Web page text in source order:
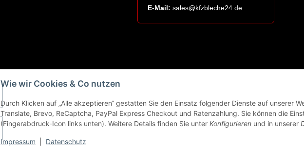
Wie wir Cookies & Co nutzen
Durch Klicken auf „Alle akzeptieren“ gestatten Sie den Einsatz folgender Dienste auf unserer
Translate, Brevo, ReCaptcha, PayPal Express Checkout und Ratenzahlung. Sie können die
(Fingerabdruck-Icon links unten). Weitere Details finden Sie unter Konfigurieren und in unserer
Impressum Datenschutz
E-Mail: sales@kfzbleche24.de